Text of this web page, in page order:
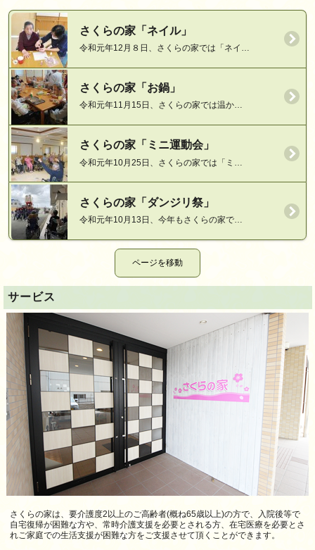
さくらの家「ネイル」
令和元年12月８日、さくらの家では「ネイ…
さくらの家「お鍋」
令和元年11月15日、さくらの家では温か…
さくらの家「ミニ運動会」
令和元年10月25日、さくらの家では「ミ…
さくらの家「ダンジリ祭」
令和元年10月13日、今年もさくらの家で…
サービス
さくらの家は、要介護度2以上のご高齢者(概ね65歳以上)の方で、入院後等で
自宅復帰が困難な方や、常時介護支援を必要とされる方、在宅医療を必要とさ
れご家庭での生活支援が困難な方をご支援させて頂くことができます。